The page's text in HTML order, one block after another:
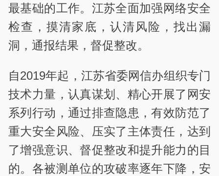
最基础的工作。江苏全面加强网络安全
检查，摸清家底，认清风险，找出漏
洞，通报结果，督促整改。
自2019年起，江苏省委网信办组织专门
技术力量，认真谋划、精心开展了网安
系列行动，通过排查隐患，有效防范了
重大安全风险、压实了主体责任，达到
了增强意识、督促整改和提升能力的目
的。各被测单位的攻破率逐年下降，安